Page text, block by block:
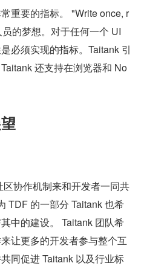
重要的指标。 "Write once, r
的梦想。对于任何一个 UI
必须实现的指标。Taitank 引
还支持在浏览器和 No
协作机制来和开发者一同共
TDF 的一部分 Taitank 也希
中的建设。 Taitank 团队希
让更多的开发者参与整个互
同促进 Taitank 以及行业标